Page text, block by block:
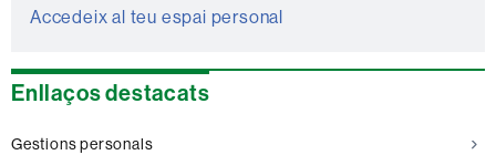
Accedeix al teu espai personal
Enllaços destacats
Gestions personals